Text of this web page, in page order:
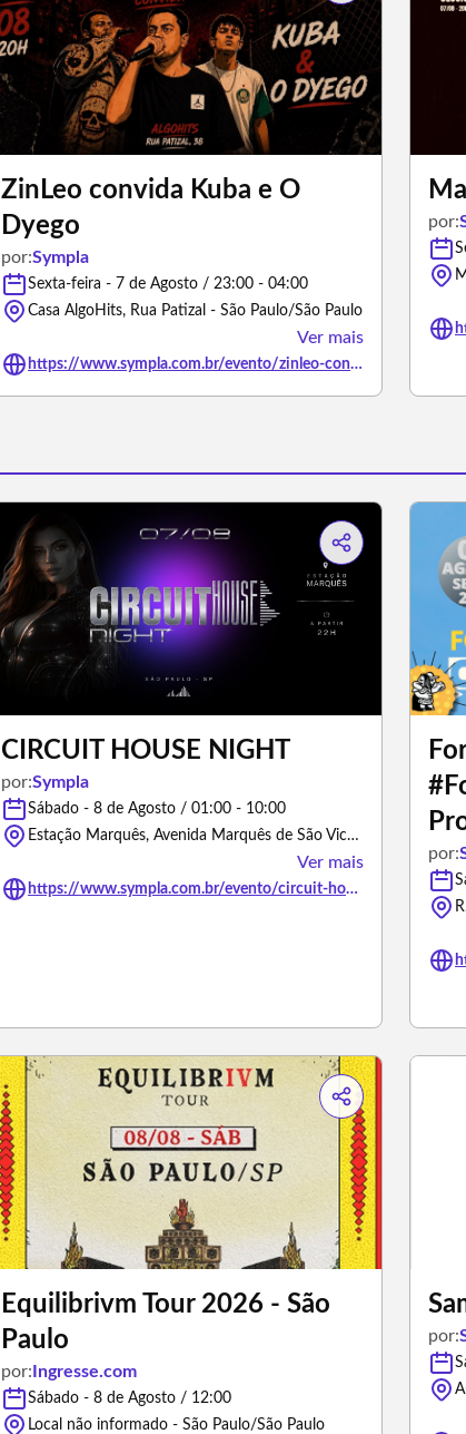
ZinLeo convida Kuba e O
Dyego
por:Sympla
Sexta-feira - 7 de Agosto / 23:00 - 04:00
Casa AlgoHits, Rua Patizal - São Paulo/São Paulo
Ver mais
https://www.sympla.com.br/evento/zinleo-convida-kuba-e-o-dyego/3501656
por:
CIRCUIT HOUSE NIGHT
por:Sympla
Sábado - 8 de Agosto / 01:00 - 10:00
Estação Marquês, Avenida Marquês de São Vicente - São Paulo/São Paulo
Ver mais
https://www.sympla.com.br/evento/circuit-house-night/3462076
por:
Equilibrivm Tour 2026 - São
Paulo
por: Ingresse.com
Sábado - 8 de Agosto / 12:00
Local não informado - São Paulo/São Paulo
por: